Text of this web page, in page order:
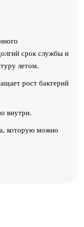
срок службы и
летом.
рост бактерий
внутри.
которую можно